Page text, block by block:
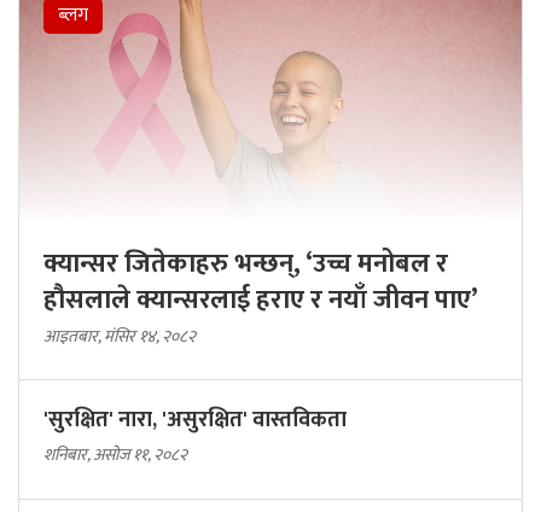
ब्लग
क्यान्सर जितेकाहरु भन्छन्, ‘उच्च मनोबल र
हौसलाले क्यान्सरलाई हराए र नयाँ जीवन पाए’
आइतबार, मंसिर १४, २०८२
'सुरक्षित' नारा, 'असुरक्षित' वास्तविकता
शनिबार, असोज ११, २०८२